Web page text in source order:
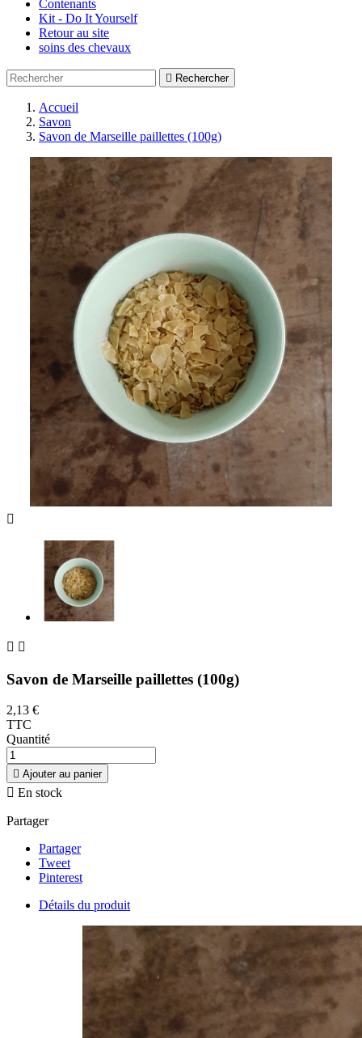
Contenants
Kit - Do It Yourself
Retour au site
soins des chevaux
 Rechercher
Accueil
Savon
Savon de Marseille paillettes (100g)

 
Savon de Marseille paillettes (100g)
2,13 €
TTC
Quantité
 Ajouter au panier
 En stock
Partager
Partager
Tweet
Pinterest
Détails du produit